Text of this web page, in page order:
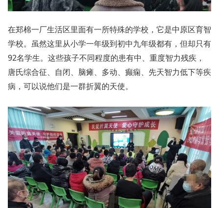
在郑棉一厂生活区里面有一所特殊的学校，它是中原区育智
学校。虽然这里从小学一年级到初中九年级都有，但却只有
92名学生。这些孩子不同程度的患有中、重度智力残疾，
唐氏综合征、自闭、脑瘫、多动、癫痫、先天智力低下等疾
病，可以说他们是一群折翼的天使。